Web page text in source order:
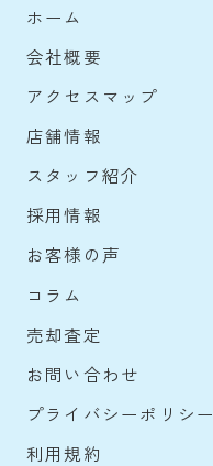
ホーム
会社概要
アクセスマップ
店舗情報
スタッフ紹介
採用情報
お客様の声
コラム
売却査定
お問い合わせ
プライバシーポリシー
利用規約